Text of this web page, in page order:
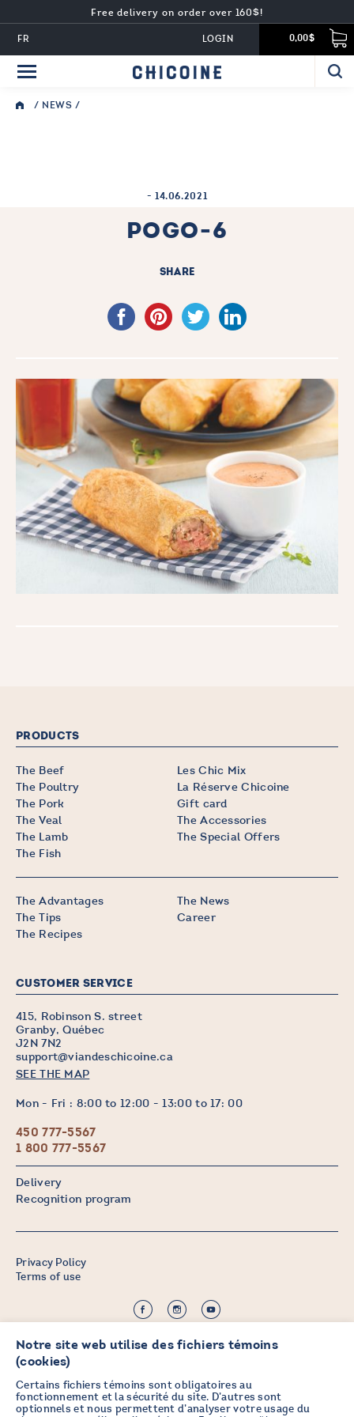
FR
Free delivery on order over 160$!
0,00$
LOGIN
/ NEWS /
- 14.06.2021
POGO-6
SHARE
PRODUCTS
The Beef
The Poultry
The Pork
The Veal
The Lamb
The Fish
Les Chic Mix
La Réserve Chicoine
Gift card
The Accessories
The Special Offers
The Advantages
The Tips
The Recipes
The News
Career
CUSTOMER SERVICE
415, Robinson S. street
Granby, Québec
J2N 7N2
support@viandeschicoine.ca
SEE THE MAP
Mon - Fri : 8:00 to 12:00 - 13:00 to 17: 00
450 777-5567
1 800 777-5567
Delivery
Recognition program
Credit:Zen Branding, Design & Com.
Privacy Policy
Terms of use
Notre site web utilise des fichiers témoins
(cookies)
Certains fichiers témoins sont obligatoires au
fonctionnement et la sécurité du site. D’autres sont
optionnels et nous permettent d’analyser votre usage du